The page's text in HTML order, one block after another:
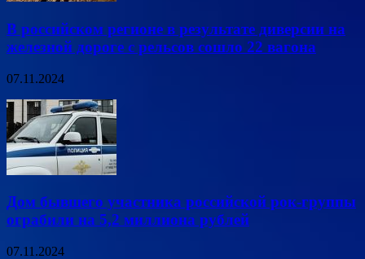
В российском регионе в результате диверсии на
железной дороге с рельсов сошло 22 вагона
07.11.2024
Дом бывшего участника российской рок-группы
ограбили на 5,2 миллиона рублей
07.11.2024